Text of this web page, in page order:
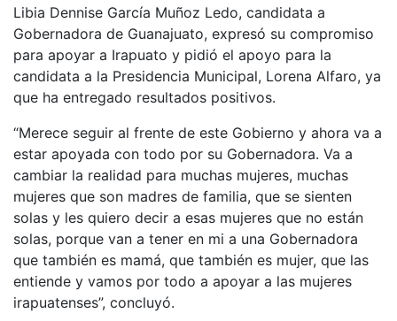
Libia Dennise García Muñoz Ledo, candidata a
Gobernadora de Guanajuato, expresó su compromiso
para apoyar a Irapuato y pidió el apoyo para la
candidata a la Presidencia Municipal, Lorena Alfaro, ya
que ha entregado resultados positivos.
“Merece seguir al frente de este Gobierno y ahora va a
estar apoyada con todo por su Gobernadora. Va a
cambiar la realidad para muchas mujeres, muchas
mujeres que son madres de familia, que se sienten
solas y les quiero decir a esas mujeres que no están
solas, porque van a tener en mi a una Gobernadora
que también es mamá, que también es mujer, que las
entiende y vamos por todo a apoyar a las mujeres
irapuatenses”, concluyó.